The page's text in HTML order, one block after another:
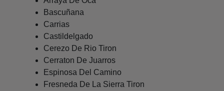
Bascuñana
Carrias
Castildelgado
Cerezo De Rio Tiron
Cerraton De Juarros
Espinosa Del Camino
Fresneda De La Sierra Tiron